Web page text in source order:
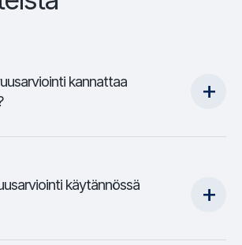
kannattaa
käytännössä